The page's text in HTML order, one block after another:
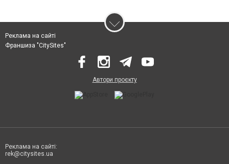
Реклама на сайті
Франшиза "CitySites"
Автори проєкту
Реклама на сайті:
rek@citysites.ua